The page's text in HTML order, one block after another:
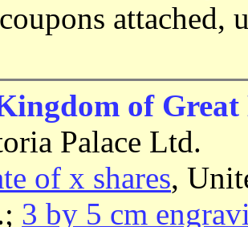
coupons attached,
of
Palace Ltd.
of x shares,
3 by 5 cm